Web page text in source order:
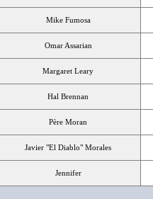
Mike Fumosa
Omar Assarian
Margaret Leary
Hal Brennan
Père Moran
Javier "El Diablo" Morales
Jennifer